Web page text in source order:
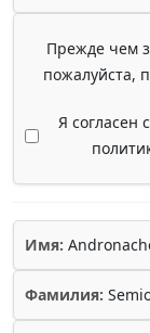
Прежде чем
пожалуйста,
Я согласен
Имя:
Фамилия: